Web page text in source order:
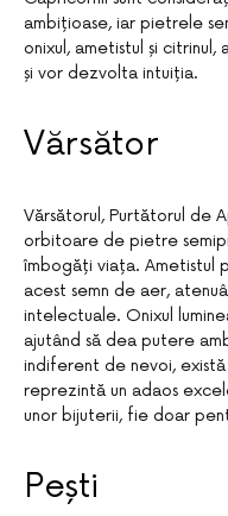
ambițioase, iar pietrele
onixul, ametistul și
și vor dezvolta intuiția.
Vărsător
Vărsătorul, Purtătorul de
orbitoare de pietre
îmbogăți viața. Ametistul
acest semn de aer,
intelectuale. Onixul
ajutând să dea putere
indiferent de nevoi,
reprezintă un adaos
unor bijuterii, fie doar
Pești